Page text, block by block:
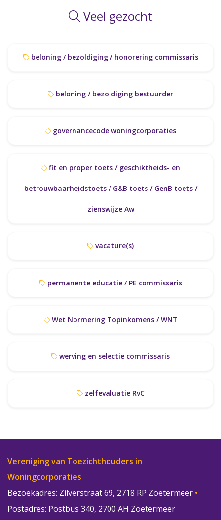
Veel gezocht
beloning / bezoldiging / honorering commissaris
beloning / bezoldiging bestuurder
governancecode woningcorporaties
betrouwbaarheidstoets / G&B toets / GenB toets /
zienswijze Aw
vacature(s)
permanente educatie / PE commissaris
Wet Normering Topinkomens / WNT
werving en selectie commissaris
zelfevaluatie RvC
Vereniging van Toezichthouders in
Woningcorporaties
Bezoekadres: Zilverstraat 69, 2718 RP Zoetermeer •
Postadres: Postbus 340, 2700 AH Zoetermeer